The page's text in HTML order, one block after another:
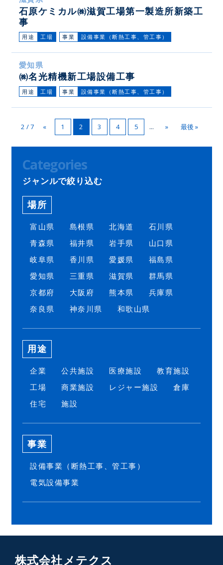
石原ケミカル㈱滋賀工場第一製造所新築工
事
用途 工場 事業 設備事業（断熱工事、管工事）
愛知県
㈱名光精機新工場設備工事
用途 工場 事業 設備事業（断熱工事、管工事）
2 / 7 « 1 2 3 4 5 ... » 最後 »
Categories
ジャンルで絞り込む
場所
富山県 島根県 北海道
石川県
青森県
福井県 岩手県
山口県
岐阜県
香川県 愛媛県
福島県
愛知県
三重県 滋賀県
群馬県
京都府
大阪府 熊本県
兵庫県
奈良県
神奈川県 和歌山県
用途
企業 公共施設 医療施設
教育施設
工場
商業施設 レジャー施設
倉庫
住宅
施設
事業
設備事業（断熱工事、管工事）
電気設備事業
株式会社メテクス